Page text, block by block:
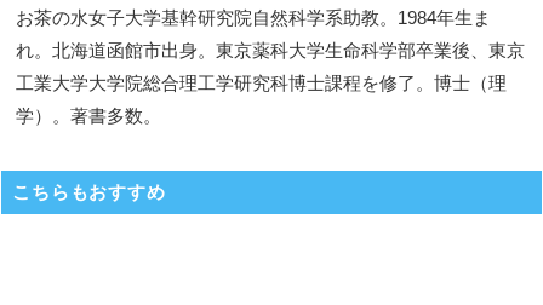
お茶の水女子大学基幹研究院自然科学系助教。1984年生ま
れ。北海道函館市出身。東京薬科大学生命科学部卒業後、東京
工業大学大学院総合理工学研究科博士課程を修了。博士（理
学）。著書多数。
こちらもおすすめ